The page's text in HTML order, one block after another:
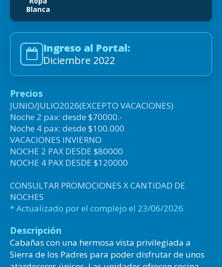
Blanca
Ingreso al Portal:
Diciembre 2022
Precios
JUNIO/JULIO2026(EXCEPTO VACACIONES)
Noche 2 pax: desde $70000.-
Noche 4 pax: desde $100.000
VACACIONES INVIERNO
NOCHE 2 PAX DESDE $80000
NOCHE 4 PAX DESDE $120000
CONSULTAR PROMOCIONES X CANTIDAD DE
NOCHES
* Actualizado por el complejo el 23/06/2026
Descripción
Cabañas con una hermosa vista privilegiada a
Sierra de los Padres para poder disfrutar de unos